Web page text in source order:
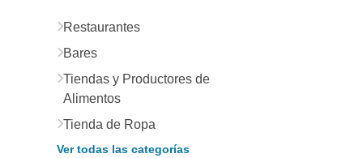
Restaurantes
Bares
Tiendas y Productores de
Alimentos
Tienda de Ropa
Ver todas las categorías